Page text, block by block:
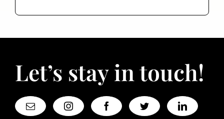
Let’s stay in touch!